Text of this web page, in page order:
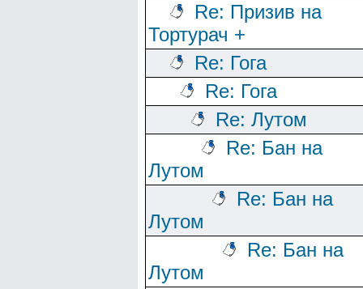
Re: Призив на
Тортурач +
Re: Гога
Re: Гога
Re: Лутом
Re: Бан на
Лутом
Re: Бан на
Лутом
Re: Бан на
Лутом